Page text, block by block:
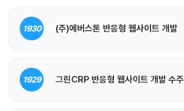
1930 (주)에버스톤 반응형 웹사이트 개발
1929 그린CRP 반응형 웹사이트 개발 수주